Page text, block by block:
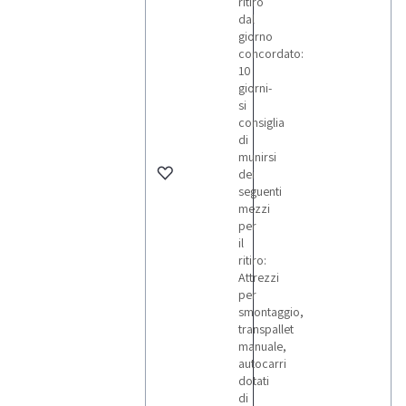
dal
giorno
concordato:
10
giorni-
si
consiglia
di
munirsi
dei
seguenti
mezzi
per
il
ritiro:
Attrezzi
per
smontaggio,
transpallet
manuale,
autocarri
dotati
di